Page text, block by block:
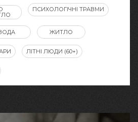
ПСИХОЛОГІЧНІ ТРАВМИ
ЖИТЛО
ЛІТНІ ЛЮДИ (60+)